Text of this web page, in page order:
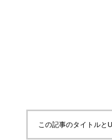
この記事のタイトルと